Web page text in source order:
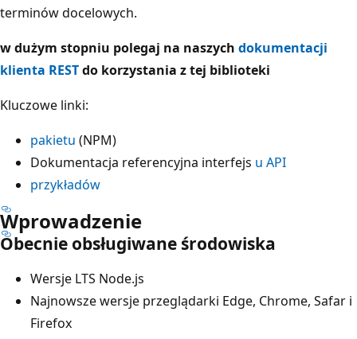
terminów docelowych.
w dużym stopniu polegaj na naszych dokumentacji
klienta RESTdo korzystania z tej biblioteki
Kluczowe linki:
pakietu (NPM)
Dokumentacja referencyjna interfejs u API
przykładów
Wprowadzenie
Obecnie obsługiwane środowiska
Wersje LTS Node.js
Najnowsze wersje przeglądarki Edge, Chrome, Safar i
Firefox